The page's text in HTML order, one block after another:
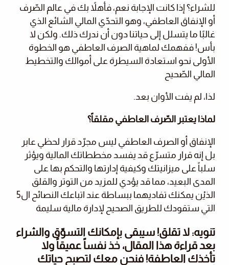
للشراء؟ إذا كانت الإجابة نعم، فأهلاً بك في عالم الصّرف
أو الإنفاق العاطفي، وهو التحدّي المالي الشائع الذي
غالبًا ما يتسلل إلى حياتنا دون أن ندرك ذلك. ولكن لا
بأس! ففهمك لماهية الصرف العاطفي هو الخطوة
الأولى نحو استعادة السيطرة على أموالك والتخطيط
المالي الصّحيح
لذا، لم يفت الأوان بعد.
لماذا يعتبر الصّرف العاطفي مقلقاً؟
الإنفاق أو الصرف العاطفي ليس مجرّد قرار لحظي عابر
بل إنه قرار متسرّع قد يفسد مخططاتك المالية ويؤثر
سلباً على ميزانيتك وكيفية إدارتها والتحكم بها على
المدى البعيد، مما قد يؤدي للمزيد من التوتر والقلق
الذيْن يمكنك تفاديهما ببساطة عند اتباعك النصائح ال5
التي ستقودك للطريق الصحيح لإدارة مالية سليمة
تنويه: لا تقلق! سيبقى بإمكانك التسوّق والشراء
بعد قراءة هذا المقال، خذ نفساً عميقاً ولا
تأخذك العاطفة! فنحن معك لتصبح حياتك